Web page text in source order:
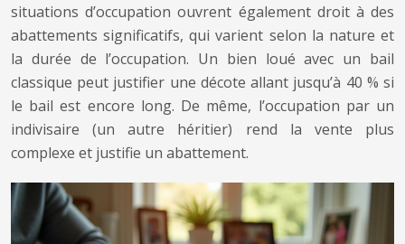
situations d’occupation ouvrent également droit à des
abattements significatifs, qui varient selon la nature et
la durée de l’occupation. Un bien loué avec un bail
classique peut justifier une décote allant jusqu’à 40 % si
le bail est encore long. De même, l’occupation par un
indivisaire (un autre héritier) rend la vente plus
complexe et justifie un abattement.